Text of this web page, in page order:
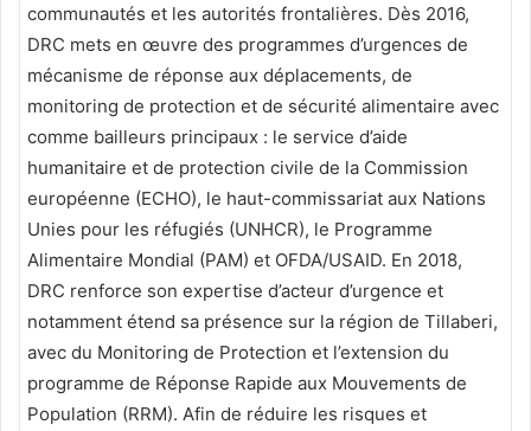
communautés et les autorités frontalières. Dès 2016,
DRC mets en œuvre des programmes d’urgences de
mécanisme de réponse aux déplacements, de
monitoring de protection et de sécurité alimentaire avec
comme bailleurs principaux : le service d’aide
humanitaire et de protection civile de la Commission
européenne (ECHO), le haut-commissariat aux Nations
Unies pour les réfugiés (UNHCR), le Programme
Alimentaire Mondial (PAM) et OFDA/USAID. En 2018,
DRC renforce son expertise d’acteur d’urgence et
notamment étend sa présence sur la région de Tillaberi,
avec du Monitoring de Protection et l’extension du
programme de Réponse Rapide aux Mouvements de
Population (RRM). Afin de réduire les risques et